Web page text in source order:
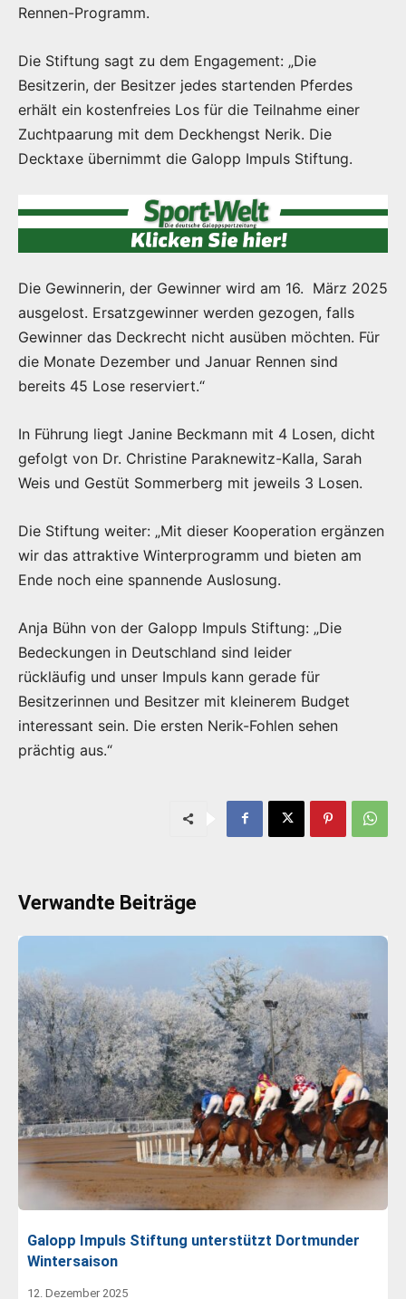
Rennen-Programm.
Die Stiftung sagt zu dem Engagement: „Die
Besitzerin, der Besitzer jedes startenden Pferdes
erhält ein kostenfreies Los für die Teilnahme einer
Zuchtpaarung mit dem Deckhengst Nerik. Die
Decktaxe übernimmt die Galopp Impuls Stiftung.
Die Gewinnerin, der Gewinner wird am 16. März 2025
ausgelost. Ersatzgewinner werden gezogen, falls
Gewinner das Deckrecht nicht ausüben möchten. Für
die Monate Dezember und Januar Rennen sind
bereits 45 Lose reserviert.“
In Führung liegt Janine Beckmann mit 4 Losen, dicht
gefolgt von Dr. Christine Paraknewitz-Kalla, Sarah
Weis und Gestüt Sommerberg mit jeweils 3 Losen.
Die Stiftung weiter: „Mit dieser Kooperation ergänzen
wir das attraktive Winterprogramm und bieten am
Ende noch eine spannende Auslosung.
Anja Bühn von der Galopp Impuls Stiftung: „Die
Bedeckungen in Deutschland sind leider
rückläufig und unser Impuls kann gerade für
Besitzerinnen und Besitzer mit kleinerem Budget
interessant sein. Die ersten Nerik-Fohlen sehen
prächtig aus.“
Verwandte Beiträge
Galopp Impuls Stiftung unterstützt Dortmunder
Wintersaison
12. Dezember 2025